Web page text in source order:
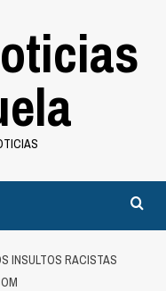
INSULTOS RACISTAS